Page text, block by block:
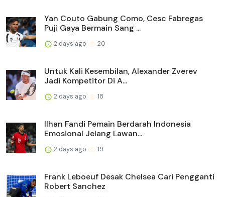
Yan Couto Gabung Como, Cesc Fabregas
Puji Gaya Bermain Sang ...
2 days ago 20
Untuk Kali Kesembilan, Alexander Zverev
Jadi Kompetitor Di A...
2 days ago 18
Ilhan Fandi Pemain Berdarah Indonesia
Emosional Jelang Lawan...
2 days ago 19
Frank Leboeuf Desak Chelsea Cari Pengganti
Robert Sanchez